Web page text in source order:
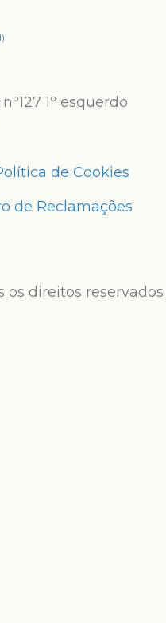
1º esquerdo
de Cookies
de Reclamações
direitos reservados